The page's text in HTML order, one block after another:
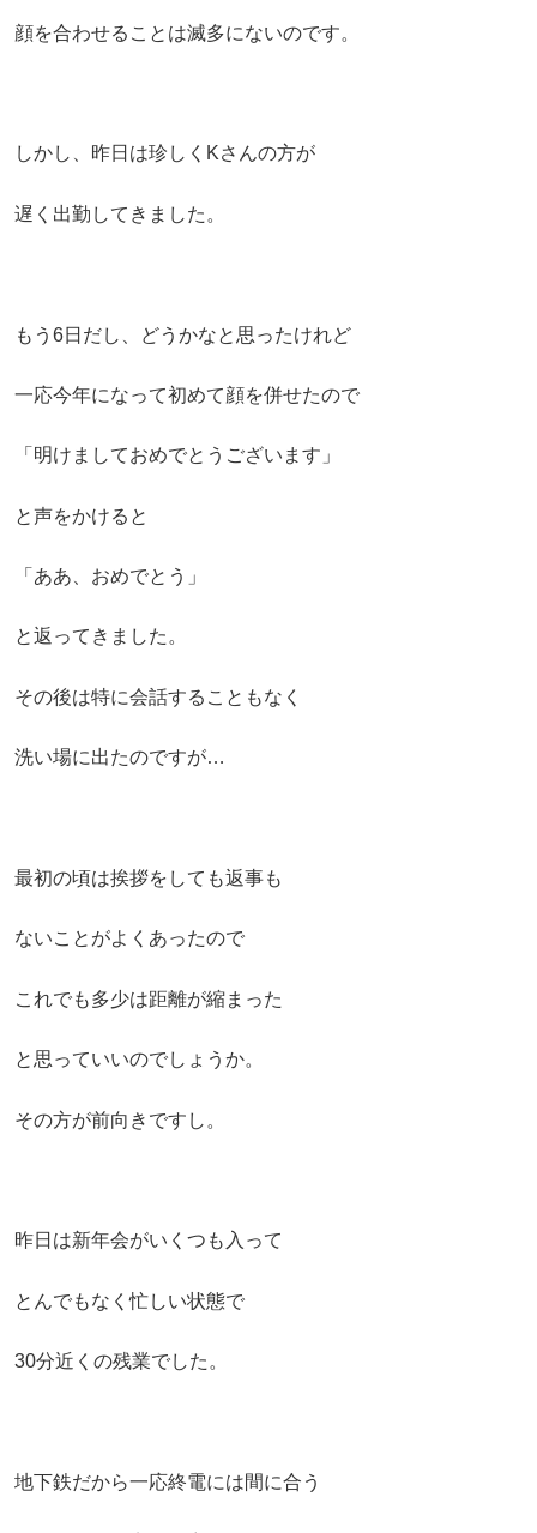
顔を合わせることは滅多にないのです。
しかし、昨日は珍しくKさんの方が
遅く出勤してきました。
もう6日だし、どうかなと思ったけれど
一応今年になって初めて顔を併せたので
「明けましておめでとうございます」
と声をかけると
「ああ、おめでとう」
と返ってきました。
その後は特に会話することもなく
洗い場に出たのですが…
最初の頃は挨拶をしても返事も
ないことがよくあったので
これでも多少は距離が縮まった
と思っていいのでしょうか。
その方が前向きですし。
昨日は新年会がいくつも入って
とんでもなく忙しい状態で
30分近くの残業でした。
地下鉄だから一応終電には間に合う